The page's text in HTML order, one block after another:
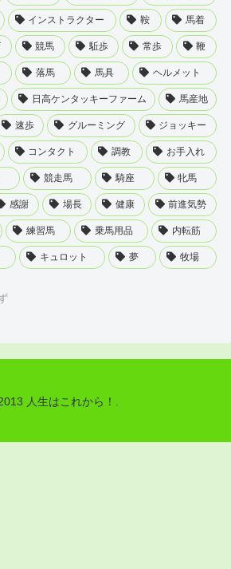
インストラクター 鞍 馬着
競馬 駈歩 常歩 鞭
落馬 馬具 ヘルメット
日高ケンタッキーファーム 馬産地
速歩 グルーミング ジョッキー
コンタクト 調教 お手入れ
競走馬 騎座 牝馬
感謝 場長 健康 前進気勢
練習馬 乗馬用品 内転筋
キュロット 夢 牧場
人生はこれから！.